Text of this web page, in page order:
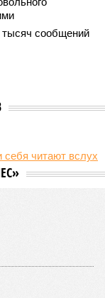
тысяч сообщений